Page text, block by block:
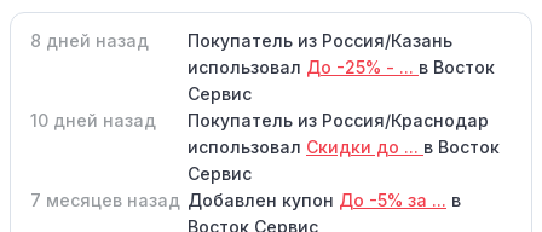
8 дней назад
Покупатель из Россия/Казань
использовал До -25% - ... в Восток
Сервис
10 дней назад
Покупатель из Россия/Краснодар
использовал Скидки до ... в Восток
Сервис
7 месяцев назад Добавлен купон До -5% за ... в
Восток Сервис